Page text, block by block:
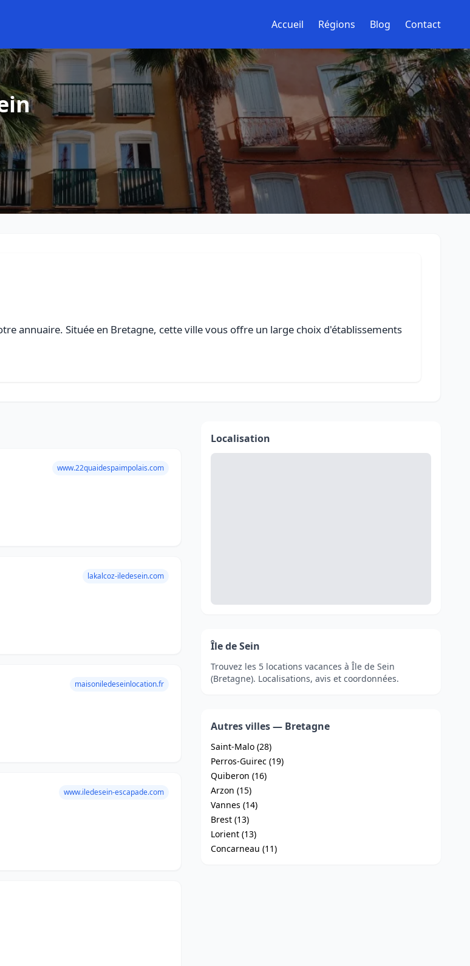
Accueil Régions Blog Contact
annuaire. Située en Bretagne, cette ville vous offre un large choix d'établissements
www.22quaidespaimpolais.com
lakalcoz-iledesein.com
maisoniledeseinlocation.fr
www.iledesein-escapade.com
Localisation
Île de Sein
Trouvez les 5 locations vacances à Île de Sein
(Bretagne). Localisations, avis et coordonnées.
Autres villes — Bretagne
Saint-Malo (28)
Perros-Guirec (19)
Quiberon (16)
Arzon (15)
Vannes (14)
Brest (13)
Lorient (13)
Concarneau (11)